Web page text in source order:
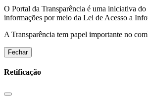
O Portal da Transparência é uma iniciativa
informações por meio da Lei de Acesso a
A Transparência tem papel importante no
Fechar
Retificação